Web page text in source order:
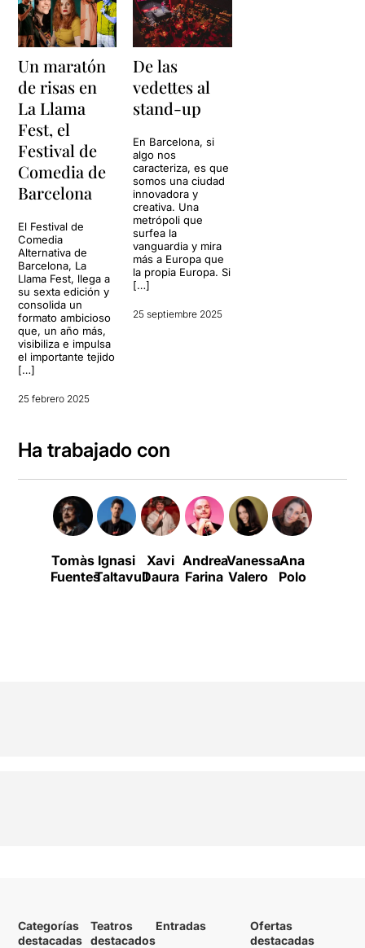
Un maratón
de risas en
La Llama
Fest, el
Festival de
Comedia de
Barcelona
El Festival de
Comedia
Alternativa de
Barcelona, ​​La
Llama Fest, llega a
su sexta edición y
consolida un
formato ambicioso
que, un año más,
visibiliza e impulsa
el importante tejido
[…]
25 febrero 2025
De las
vedettes al
stand-up
En Barcelona, si
algo nos
caracteriza, es que
somos una ciudad
innovadora y
creativa. Una
metrópoli que
surfea la
vanguardia y mira
más a Europa que
la propia Europa. Si
[…]
25 septiembre 2025
Ha trabajado con
Tomàs
Fuentes
Ignasi
Taltavull
Xavi
Daura
Andrea
Farina
Vanessa
Valero
Ana
Polo
Categorías
destacadas
Teatros
destacados
Entradas
Ofertas
destacadas